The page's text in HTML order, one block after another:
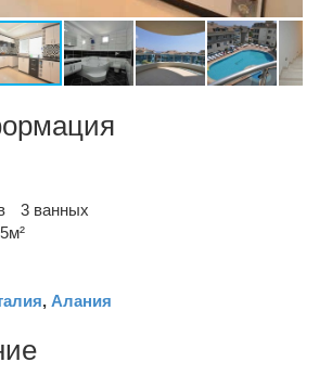
3 ванных
, Алания